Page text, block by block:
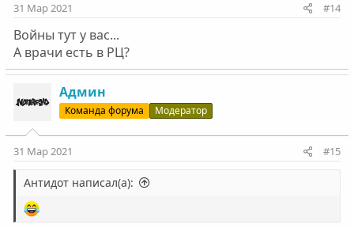
31 Мар 2021 #14
Войны тут у вас...
А врачи есть в РЦ?
Админ
Команда форума Модератор
31 Мар 2021 #15
Антидот написал(а):